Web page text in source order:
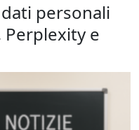
personali
Perplexity e